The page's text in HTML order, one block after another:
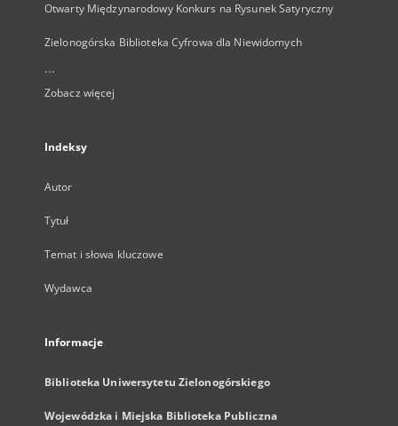
Otwarty Międzynarodowy Konkurs na Rysunek Satyryczny
Zielonogórska Biblioteka Cyfrowa dla Niewidomych
...
Zobacz więcej
Indeksy
Autor
Tytuł
Temat i słowa kluczowe
Wydawca
Informacje
Biblioteka Uniwersytetu Zielonogórskiego
Wojewódzka i Miejska Biblioteka Publiczna